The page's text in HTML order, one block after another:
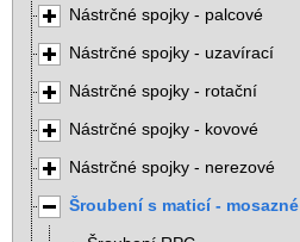
Nástrčné spojky - palcové
Nástrčné spojky - uzavírací
Nástrčné spojky - rotační
Nástrčné spojky - kovové
Nástrčné spojky - nerezové
Šroubení s maticí - mosazné